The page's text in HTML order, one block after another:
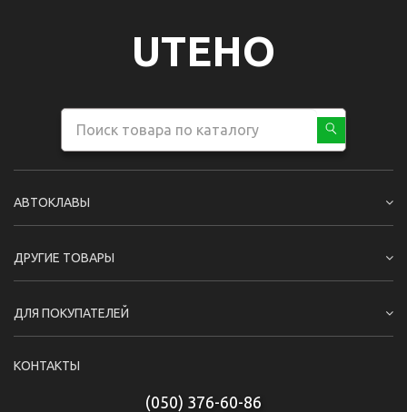
UTEHO
АВТОКЛАВЫ
ДРУГИЕ ТОВАРЫ
ДЛЯ ПОКУПАТЕЛЕЙ
КОНТАКТЫ
(050) 376-60-86